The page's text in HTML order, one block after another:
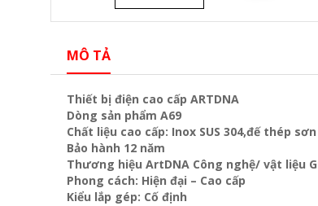
MÔ TẢ
Thiết bị điện cao cấp ARTDNA
Dòng sản phẩm A69
Chất liệu cao cấp: Inox SUS 304,đế thép
Bảo hành 12 năm
Thương hiệu ArtDNA Công nghệ/ vật liệu
Phong cách: Hiện đại – Cao cấp
Kiểu lắp gép: Cố định